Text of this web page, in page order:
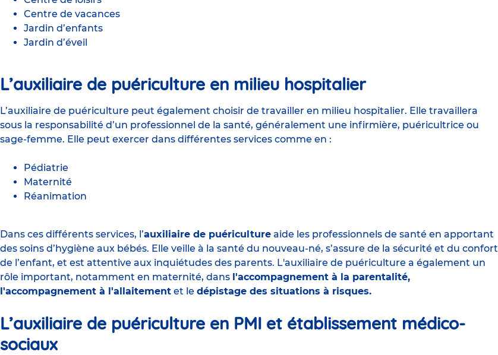
Centre de vacances
Jardin d’enfants
Jardin d’éveil
L’auxiliaire de puériculture en milieu hospitalier
L’auxiliaire de puériculture peut également choisir de travailler en milieu hospitalier. Elle travaillera
sous la responsabilité d’un professionnel de la santé, généralement une infirmière, puéricultrice ou
sage-femme. Elle peut exercer dans différentes services comme en :
Pédiatrie
Maternité
Réanimation
Dans ces différents services, l’auxiliaire de puériculture aide les professionnels de santé en apportant
des soins d’hygiène aux bébés. Elle veille à la santé du nouveau-né, s’assure de la sécurité et du confort
de l’enfant, et est attentive aux inquiétudes des parents. L'auxiliaire de puériculture a également un
rôle important, notamment en maternité, dans l'accompagnement à la parentalité,
l'accompagnement à l'allaitement et le dépistage des situations à risques.
L’auxiliaire de puériculture en PMI et établissement médico-
sociaux